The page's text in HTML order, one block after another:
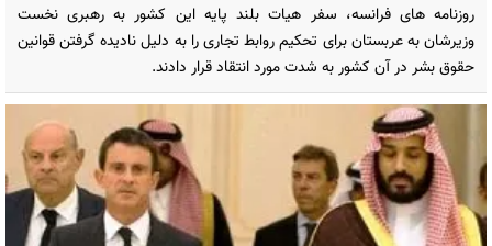
روزنامه های فرانسه، سفر هیات بلند پایه این کشور به رهبری نخست
وزیرشان به عربستان برای تحکیم روابط تجاری را به دلیل نادیده گرفتن قوانین
حقوق بشر در آن کشور به شدت مورد انتقاد قرار دادند.